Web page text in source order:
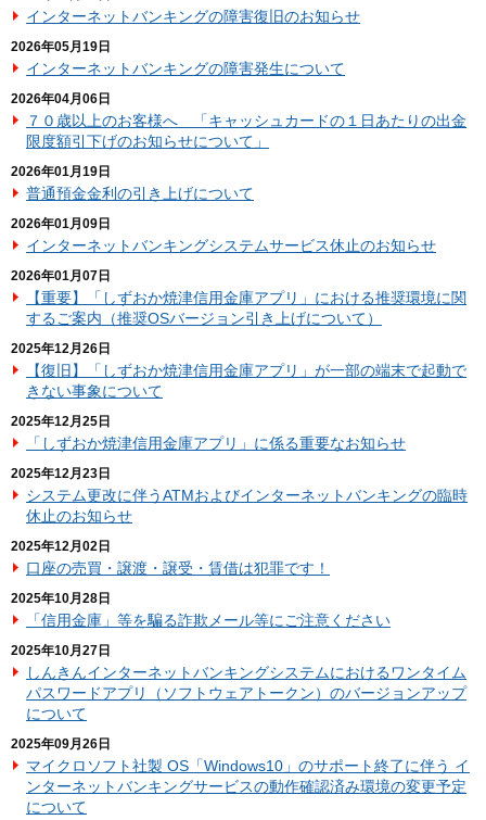
インターネットバンキングの障害復旧のお知らせ
2026年05月19日
インターネットバンキングの障害発生について
2026年04月06日
７０歳以上のお客様へ 「キャッシュカードの１日あたりの出金
限度額引下げのお知らせについて」
2026年01月19日
普通預金金利の引き上げについて
2026年01月09日
インターネットバンキングシステムサービス休止のお知らせ
2026年01月07日
【重要】「しずおか焼津信用金庫アプリ」における推奨環境に関
するご案内（推奨OSバージョン引き上げについて）
2025年12月26日
【復旧】「しずおか焼津信用金庫アプリ」が一部の端末で起動で
きない事象について
2025年12月25日
「しずおか焼津信用金庫アプリ」に係る重要なお知らせ
2025年12月23日
システム更改に伴うATMおよびインターネットバンキングの臨時
休止のお知らせ
2025年12月02日
口座の売買・譲渡・譲受・賃借は犯罪です！
2025年10月28日
「信用金庫」等を騙る詐欺メール等にご注意ください
2025年10月27日
しんきんインターネットバンキングシステムにおけるワンタイム
パスワードアプリ（ソフトウェアトークン）のバージョンアップ
について
2025年09月26日
マイクロソフト社製 OS「Windows10」のサポート終了に伴う イ
ンターネットバンキングサービスの動作確認済み環境の変更予定
について